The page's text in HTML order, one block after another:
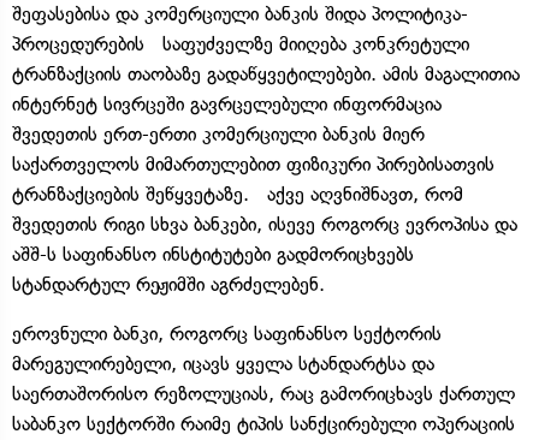
შეფასებისა და კომერციული ბანკის შიდა პოლიტიკა-
პროცედურების საფუძველზე მიიღება კონკრეტული
ტრანზაქციის თაობაზე გადაწყვეტილებები. ამის მაგალითია
ინტერნეტ სივრცეში გავრცელებული ინფორმაცია
შვედეთის ერთ-ერთი კომერციული ბანკის მიერ
საქართველოს მიმართულებით ფიზიკური პირებისათვის
ტრანზაქციების შეწყვეტაზე. აქვე აღვნიშნავთ, რომ
შვედეთის რიგი სხვა ბანკები, ისევე როგორც ევროპისა და
აშშ-ს საფინანსო ინსტიტუტები გადმორიცხვებს
სტანდარტულ რეჟიმში აგრძელებენ.
ეროვნული ბანკი, როგორც საფინანსო სექტორის
მარეგულირებელი, იცავს ყველა სტანდარტსა და
საერთაშორისო რეზოლუციას, რაც გამორიცხავს ქართულ
საბანკო სექტორში რაიმე ტიპის სანქცირებული ოპერაციის